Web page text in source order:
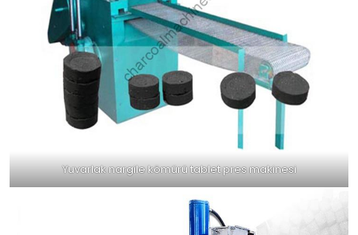
Yuvarlak nargile kömürü tablet pres makinesi